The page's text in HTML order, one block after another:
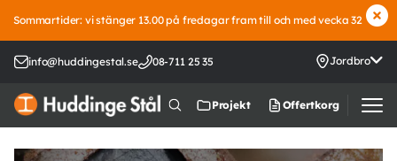
Sommartider: vi stänger 13.00 på fredagar fram till och med vecka 32
info@huddingestal.se 08-711 25 35 Jordbro
Projekt Offertkorg